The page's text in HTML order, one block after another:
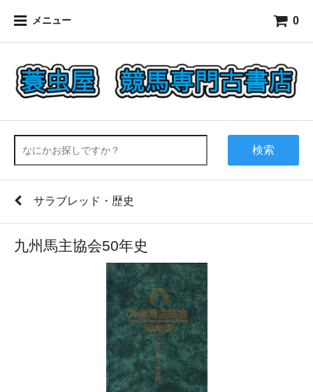
メニュー 0
検索
サラブレッド・歴史
九州馬主協会50年史